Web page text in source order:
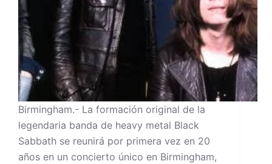
Birmingham.- La formación original de la
legendaria banda de heavy metal Black
Sabbath se reunirá por primera vez en 20
años en un concierto único en Birmingham,